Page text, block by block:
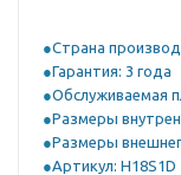
Страна
Гарантия: 3 года
Обслуживаемая
Размеры
Размеры
Артикул: H18S1D